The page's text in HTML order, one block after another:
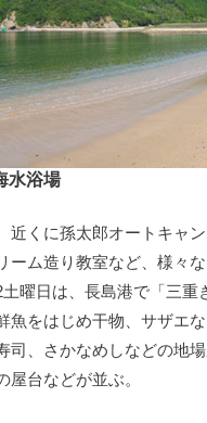
水浴場
近くに孫太郎オートキャ
ーム造り教室など、様々
曜日は、長島港で「三重
魚をはじめ干物、サザエ
司、さかなめしなどの地
屋台などが並ぶ。